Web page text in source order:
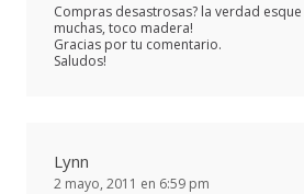
Compras desastrosas? la verdad
muchas, toco madera!
Gracias por tu comentario.
Saludos!
Lynn
2 mayo, 2011 en 6:59 pm